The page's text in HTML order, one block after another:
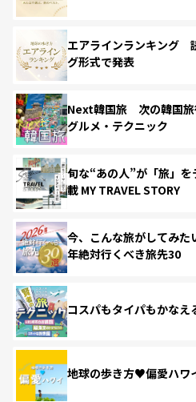
エアラインランキング
グ形式で発表
Next韓国旅 次の韓国旅
グルメ・テクニック
旬な“あの人”が「旅」
載 MY TRAVEL STORY
今、こんな旅がしてみ
年絶対行くべき旅先30
コスパもタイパもかなえ
地球の歩き方♥偏愛ハワ